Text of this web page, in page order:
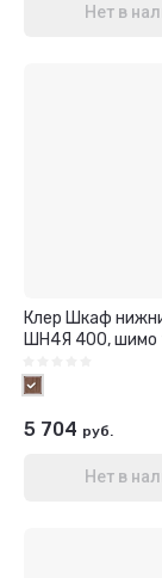
Нет в
Клер Шкаф
ШН4Я 400, шимо
5 704 руб.
Нет в